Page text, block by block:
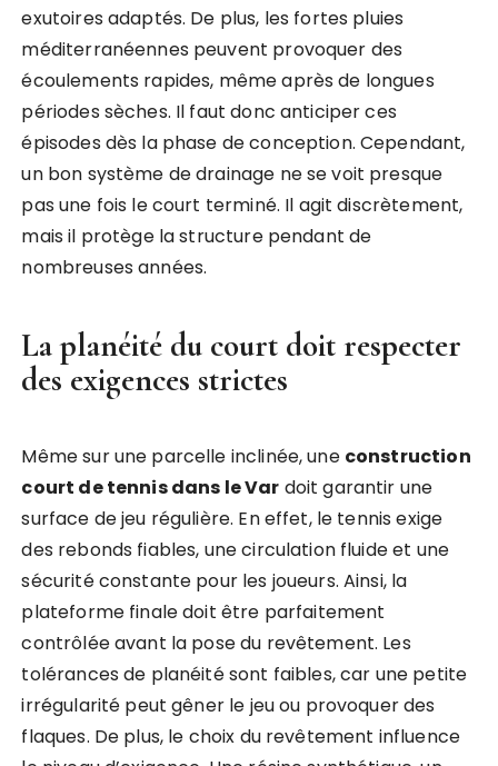
exutoires adaptés. De plus, les fortes pluies
méditerranéennes peuvent provoquer des
écoulements rapides, même après de longues
périodes sèches. Il faut donc anticiper ces
épisodes dès la phase de conception. Cependant,
un bon système de drainage ne se voit presque
pas une fois le court terminé. Il agit discrètement,
mais il protège la structure pendant de
nombreuses années.
La planéité du court doit respecter
des exigences strictes
Même sur une parcelle inclinée, une construction
court de tennis dans le Var doit garantir une
surface de jeu régulière. En effet, le tennis exige
des rebonds fiables, une circulation fluide et une
sécurité constante pour les joueurs. Ainsi, la
plateforme finale doit être parfaitement
contrôlée avant la pose du revêtement. Les
tolérances de planéité sont faibles, car une petite
irrégularité peut gêner le jeu ou provoquer des
flaques. De plus, le choix du revêtement influence